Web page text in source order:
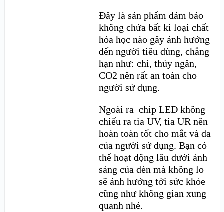
Đây là sản phẩm đảm bảo
không chứa bất kì loại chất
hóa học nào gây ảnh hưởng
đến người tiêu dùng, chẳng
hạn như: chì, thủy ngân,
CO2 nên rất an toàn cho
người sử dụng.
Ngoài ra chip LED không
chiếu ra tia UV, tia UR nên
hoàn toàn tốt cho mắt và da
của người sử dụng. Bạn có
thể hoạt động lâu dưới ánh
sáng của đèn mà không lo
sẽ ảnh hưởng tới sức khỏe
cũng như không gian xung
quanh nhé.